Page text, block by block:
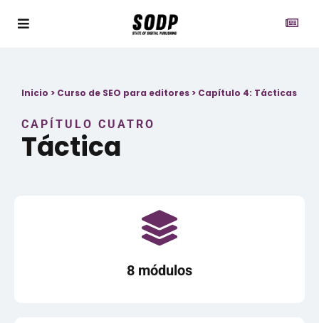
Inicio > Curso de SEO para editores > Capítulo 4: Tácticas
CAPÍTULO CUATRO
Táctica
8 módulos